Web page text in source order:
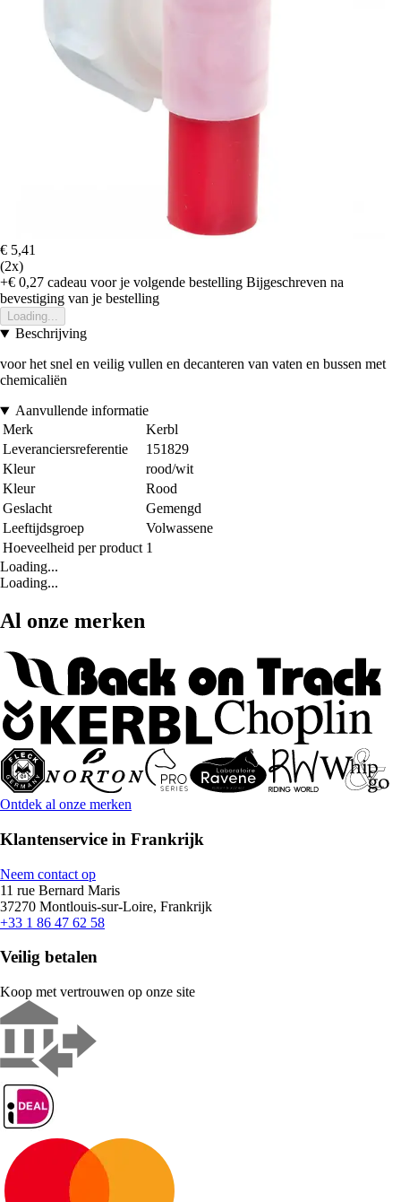
€ 5,41
(2x)
+€ 0,27 cadeau voor je volgende bestelling Bijgeschreven na
bevestiging van je bestelling
Loading...
Beschrijving
voor het snel en veilig vullen en decanteren van vaten en bussen met
chemicaliën
Aanvullende informatie
Merk
Kerbl
Leveranciersreferentie
151829
Kleur
rood/wit
Kleur
Rood
Geslacht
Gemengd
Leeftijdsgroep
Volwassene
Hoeveelheid per product 1
Loading...
Loading...
Al onze merken
Ontdek al onze merken
Klantenservice in Frankrijk
Neem contact op
11 rue Bernard Maris
37270 Montlouis-sur-Loire, Frankrijk
+33 1 86 47 62 58
Veilig betalen
Koop met vertrouwen op onze site